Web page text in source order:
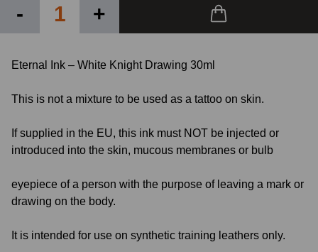
- +
Eternal Ink – White Knight Drawing 30ml
This is not a mixture to be used as a tattoo on skin.
If supplied in the EU, this ink must NOT be injected or
introduced into the skin, mucous membranes or bulb
eyepiece of a person with the purpose of leaving a mark or
drawing on the body.
It is intended for use on synthetic training leathers only.